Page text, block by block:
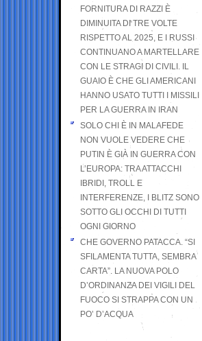
FORNITURA DI RAZZI È
DIMINUITA DI TRE VOLTE
RISPETTO AL 2025, E I RUSSI
CONTINUANO A MARTELLARE
CON LE STRAGI DI CIVILI. IL
GUAIO È CHE GLI AMERICANI
HANNO USATO TUTTI I MISSILI
PER LA GUERRA IN IRAN
SOLO CHI È IN MALAFEDE
NON VUOLE VEDERE CHE
PUTIN È GIÀ IN GUERRA CON
L’EUROPA: TRA ATTACCHI
IBRIDI, TROLL E
INTERFERENZE, I BLITZ SONO
SOTTO GLI OCCHI DI TUTTI
OGNI GIORNO
CHE GOVERNO PATACCA. “SI
SFILAMENTA TUTTA, SEMBRA
CARTA”. LA NUOVA POLO
D’ORDINANZA DEI VIGILI DEL
FUOCO SI STRAPPA CON UN
PO’ D’ACQUA